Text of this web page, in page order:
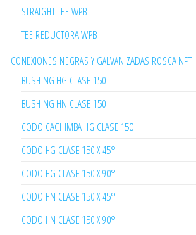
STRAIGHT TEE WPB
TEE REDUCTORA WPB
CONEXIONES NEGRAS Y GALVANIZADAS ROSCA NPT
BUSHING HG CLASE 150
BUSHING HN CLASE 150
CODO CACHIMBA HG CLASE 150
CODO HG CLASE 150 X 45°
CODO HG CLASE 150 X 90°
CODO HN CLASE 150 X 45°
CODO HN CLASE 150 X 90°